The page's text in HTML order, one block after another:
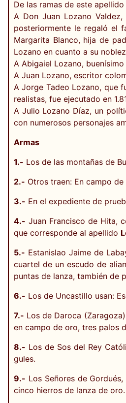
De las ramas de este
A Don Juan Lozano
posteriormente le regaló el
Margarita Blanco, hija de
Lozano en cuanto a su
A Abigaiel Lozano,
A Juan Lozano, escritor
A Jorge Tadeo Lozano, que
realistas, fue ejecutado en
A Julio Lozano Díaz, un
con numerosos personajes
Armas
1.- Los de las montañas de
2.- Otros traen: En campo
3.- En el expediente de
4.- Juan Francisco de Hita,
que corresponde al apellido
5.- Estanislao Jaime de
cuartel de un escudo de
puntas de lanza, también de
6.- Los de Uncastillo usan:
7.- Los de Daroca
en campo de oro, tres palos
8.- Los de Sos del Rey
gules.
9.- Los Señores de
cinco hierros de lanza de oro.